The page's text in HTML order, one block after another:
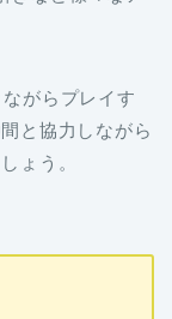
がらプレイす
ょう。
index.html